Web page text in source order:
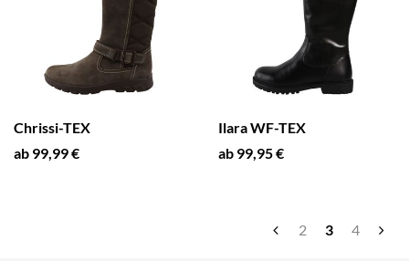
Chrissi-TEX
ab 99,99 €
Ilara WF-TEX
ab 99,95 €
2 3 4